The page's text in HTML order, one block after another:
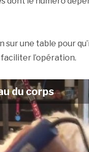
une table pour
l’opération.
du corps